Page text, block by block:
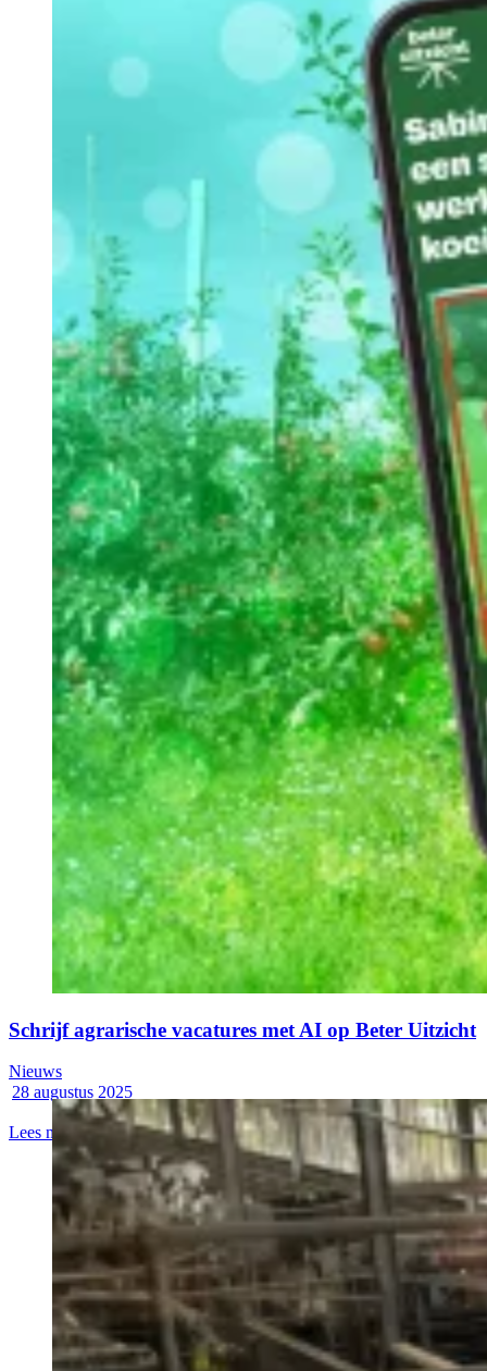
Schrijf agrarische vacatures met AI op Beter Uitzicht
28 augustus 2025
Lees meer
Nieuws